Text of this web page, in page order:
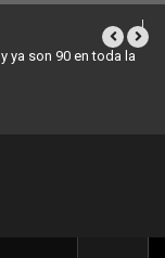
a Villa Devoto